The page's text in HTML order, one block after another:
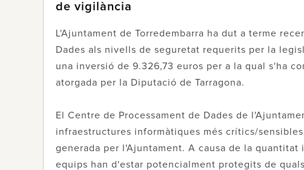
de vigilància
L'Ajuntament de Torredembarra ha dut a terme
Dades als nivells de seguretat requerits per la
una inversió de 9.326,73 euros per a la qual s'ha
atorgada per la Diputació de Tarragona.
El Centre de Processament de Dades de
infraestructures informàtiques més crítics/
generada per l'Ajuntament. A causa de la
equips han d'estar potencialment protegits de